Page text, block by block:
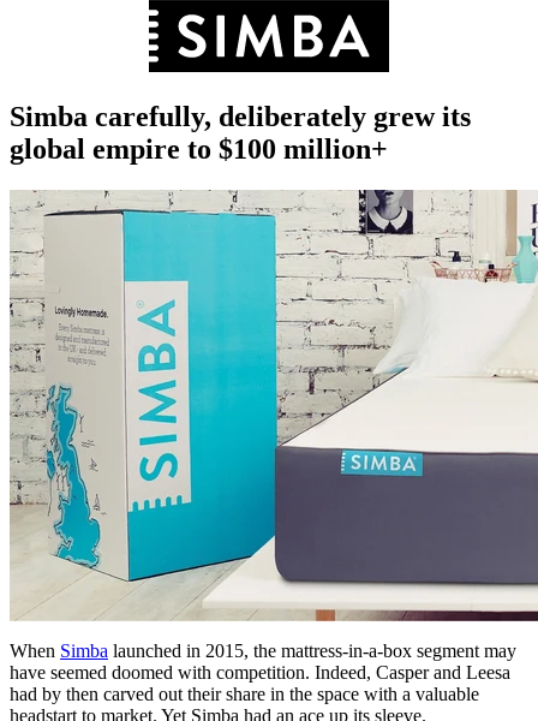
Simba carefully, deliberately grew its
global empire to $100 million+
When Simba launched in 2015, the mattress-in-a-box segment may
have seemed doomed with competition. Indeed, Casper and Leesa
had by then carved out their share in the space with a valuable
headstart to market. Yet Simba had an ace up its sleeve.